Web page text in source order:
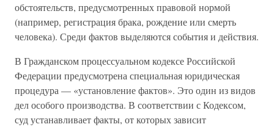
обстоятельств, предусмотренных правовой нормой
(например, регистрация брака, рождение или смерть
человека). Среди фактов выделяются события и действия.
В Гражданском процессуальном кодексе Российской
Федерации предусмотрена специальная юридическая
процедура — «установление фактов». Это один из видов
дел особого производства. В соответствии с Кодексом,
суд устанавливает факты, от которых зависит